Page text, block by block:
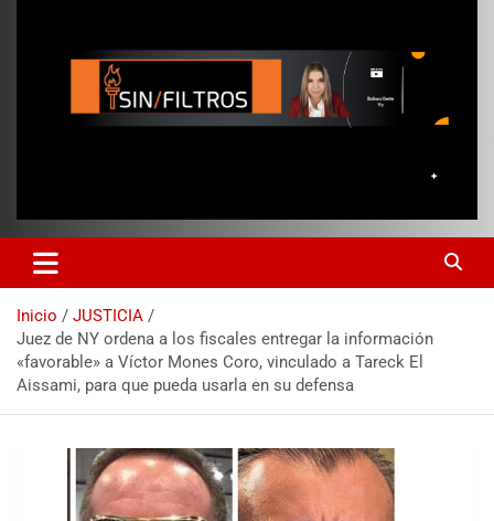
Inicio
JUSTICIA
Juez de NY ordena a los fiscales entregar la información
«favorable» a Víctor Mones Coro, vinculado a Tareck El
Aissami, para que pueda usarla en su defensa